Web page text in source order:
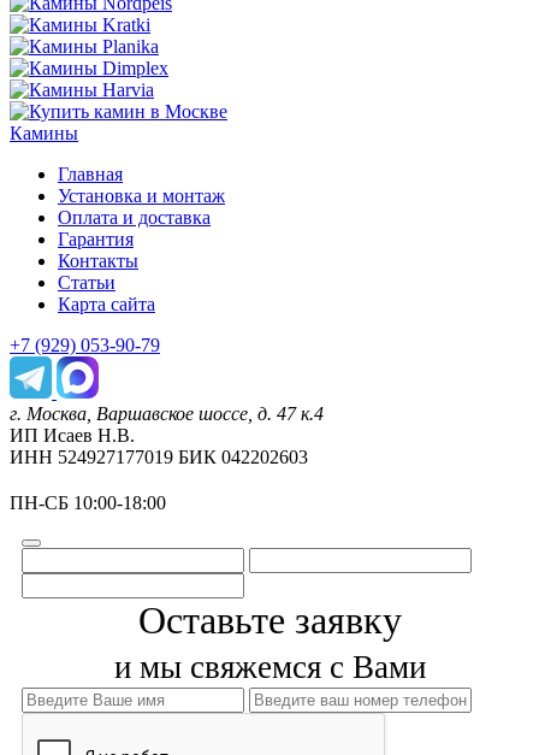
Камины
Главная
Установка и монтаж
Оплата и доставка
Гарантия
Контакты
Статьи
Карта сайта
+7 (929) 053-90-79
г. Москва, Варшавское шоссе, д. 47 к.4
ИП Исаев Н.В.
ИНН 524927177019 БИК 042202603
ПН-СБ 10:00-18:00
Оставьте заявку
и мы свяжемся с Вами